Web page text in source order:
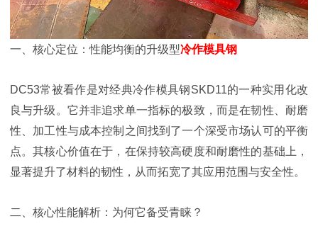
一、核心定位：性能均衡的升级型冷作模具钢
DC53常被看作是对经典冷作模具钢SKD11的一种实用化改
良与升级。它并非追求单一指标的极致，而是在韧性、耐磨
性、加工性与成本控制之间找到了一个深受市场认可的平衡
点。其核心价值在于，在保持较高硬度和耐磨性的基础上，
显著提升了材料的韧性，从而拓宽了其应用范围与安全性。
二、核心性能解析：为何它备受青睐？